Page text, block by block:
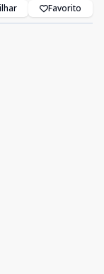
Favorito